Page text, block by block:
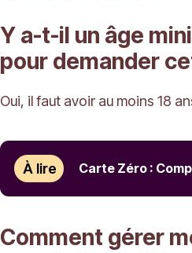
Y a-t-il un âge
pour demander
Oui, il faut avoir au moins 18
À lire Carte Zéro :
Comment gérer